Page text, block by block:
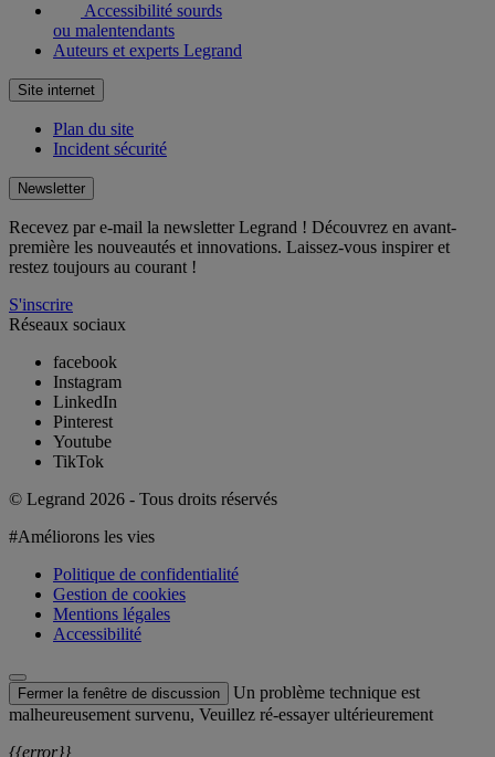
Accessibilité sourds
ou malentendants
Auteurs et experts Legrand
Site internet
Plan du site
Incident sécurité
Newsletter
Recevez par e-mail la newsletter Legrand ! Découvrez en avant-
première les nouveautés et innovations. Laissez-vous inspirer et
restez toujours au courant !
S'inscrire
Réseaux sociaux
facebook
Instagram
LinkedIn
Pinterest
Youtube
TikTok
© Legrand 2026 - Tous droits réservés
#Améliorons les vies
Politique de confidentialité
Gestion de cookies
Mentions légales
Accessibilité
Fermer la fenêtre de discussion
Un problème technique est
malheureusement survenu, Veuillez ré-essayer ultérieurement
{{error}}